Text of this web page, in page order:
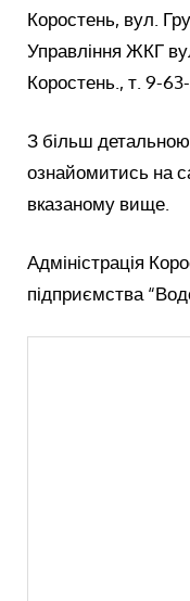
Коростень, вул.
Управління ЖКГ
Коростень., т. 9-
З більш
ознайомитись на
вказаному вище.
Адміністрація
підприємства